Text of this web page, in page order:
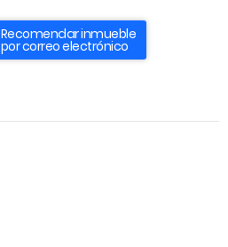
Recomendar inmueble
por correo electrónico